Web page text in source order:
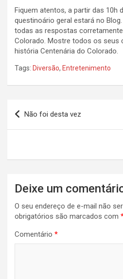
Fiquem atentos, a partir das 10h
questinoário geral estará no
todas as respostas
Colorado. Mostre todos os seus
história Centenária do Colorado.
Tags: Diversão, Entretenimento
Navegação
de
Não foi desta vez
Deixe um
O seu endereço de e-mail não
obrigatórios são marcados com
Comentário *